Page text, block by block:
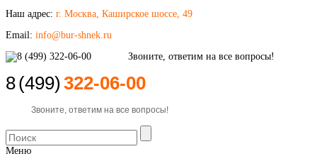
Наш адрес: г. Москва, Каширское шоссе, 49
Email: info@bur-shnek.ru
8(499) 322-06-00
Звоните, ответим на все вопросы!
Меню